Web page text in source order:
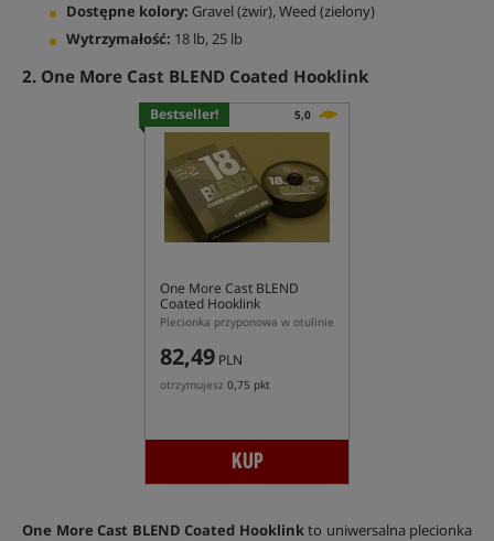
Dostępne kolory: Gravel (żwir), Weed (zielony)
Wytrzymałość: 18 lb, 25 lb
2. One More Cast BLEND Coated Hooklink
Bestseller! 5,0
One More Cast BLEND
Coated Hooklink
Plecionka przyponowa w otulinie
82,49 PLN
otrzymujesz 0,75 pkt
KUP
One More Cast BLEND Coated Hooklinkto uniwersalna plecionka